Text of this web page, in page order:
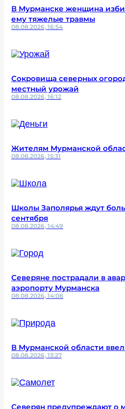
В Мурманске женщина
ему тяжелые травмы
08.08.2026, 16:54
Сокровища северных
местный урожай
08.08.2026, 16:12
Жителям Мурманской
08.08.2026, 15:31
Школы Заполярья ждут
сентября
08.08.2026, 14:49
Северяне пострадали в
аэропорту Мурманска
08.08.2026, 14:08
В Мурманской области
08.08.2026, 13:27
Северян предупреждают о